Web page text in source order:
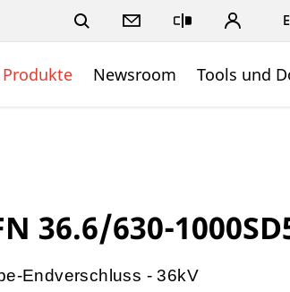
Newsroom Tools und
36.6/630-
Endverschluss - 36kV